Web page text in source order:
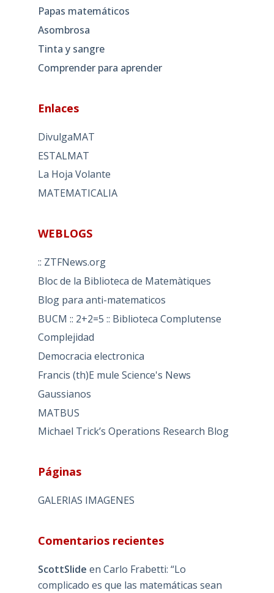
Papas matemáticos
Asombrosa
Tinta y sangre
Comprender para aprender
Enlaces
DivulgaMAT
ESTALMAT
La Hoja Volante
MATEMATICALIA
WEBLOGS
:: ZTFNews.org
Bloc de la Biblioteca de Matemàtiques
Blog para anti-matematicos
BUCM :: 2+2=5 :: Biblioteca Complutense
Complejidad
Democracia electronica
Francis (th)E mule Science's News
Gaussianos
MATBUS
Michael Trick’s Operations Research Blog
Páginas
GALERIAS IMAGENES
Comentarios recientes
ScottSlide en Carlo Frabetti: “Lo
complicado es que las matemáticas sean